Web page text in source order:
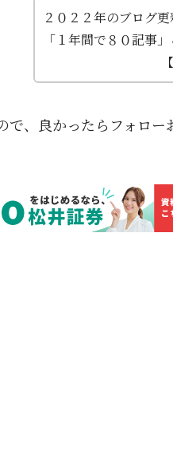
２０２２年のブログ
「１年間で８０記事
で、良かったらフォロー